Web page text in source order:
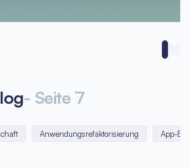
- Seite 7
Anwendungsrefaktorisierung App-